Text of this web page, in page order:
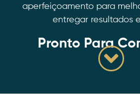
aperfeiçoamento para
entregar resultados
Pronto Para